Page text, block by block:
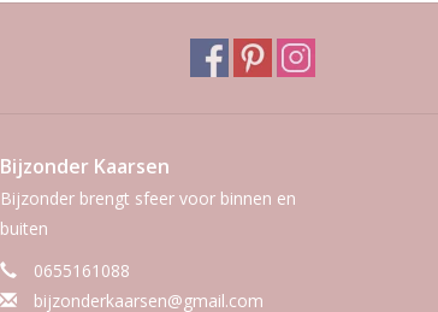
Bijzonder Kaarsen
Bijzonder brengt sfeer voor binnen en
buiten
0655161088
bijzonderkaarsen@gmail.com